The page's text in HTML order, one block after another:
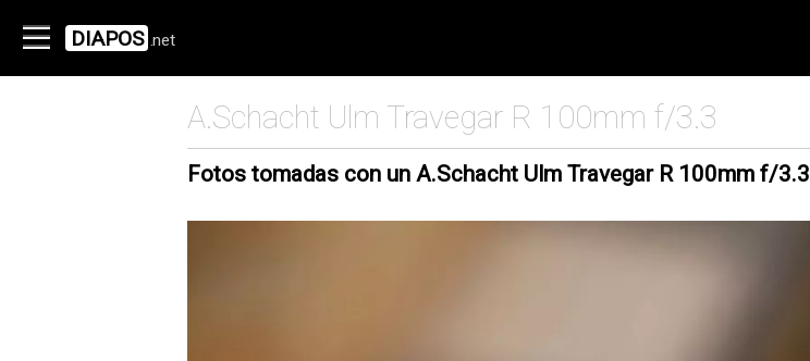
DIAPOS .net
A.Schacht Ulm Travegar R 100mm f/3.3
Fotos tomadas con un A.Schacht Ulm Travegar R 100mm f/3.3